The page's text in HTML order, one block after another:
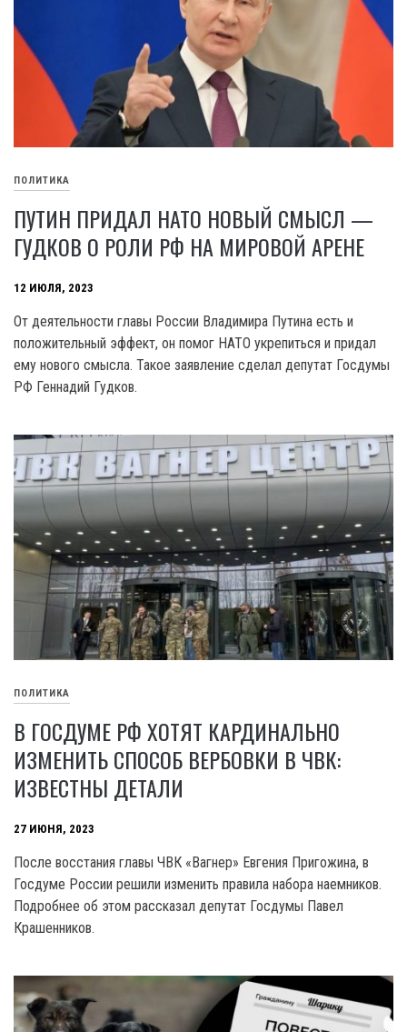
ПОЛИТИКА
ПУТИН ПРИДАЛ НАТО НОВЫЙ СМЫСЛ —
ГУДКОВ О РОЛИ РФ НА МИРОВОЙ АРЕНЕ
12 ИЮЛЯ, 2023
От деятельности главы России Владимира Путина есть и
положительный эффект, он помог HATO укрепиться и придал
ему нового смысла. Такое заявление сделал депутат Госдумы
РФ Геннадий Гудков.
ПОЛИТИКА
В ГОСДУМЕ РФ ХОТЯТ КАРДИНАЛЬНО
ИЗМЕНИТЬ СПОСОБ ВЕРБОВКИ В ЧВК:
ИЗВЕСТНЫ ДЕТАЛИ
27 ИЮНЯ, 2023
После восстания главы ЧВК «Вагнер» Евгения Пригожина, в
Госдуме России решили изменить правила набора наемников.
Подробнее об этом рассказал депутат Госдумы Павел
Крашенников.